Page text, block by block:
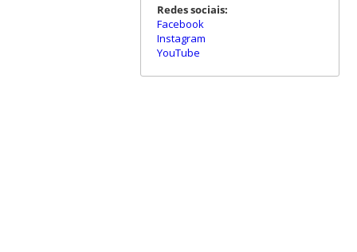
Redes sociais:
Facebook
Instagram
YouTube